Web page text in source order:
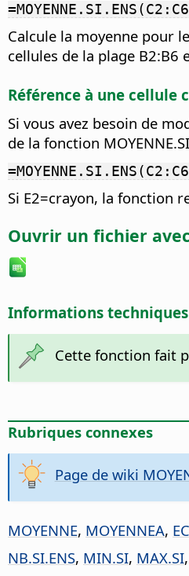
Calcule la moyenne pour
cellules de la plage
Référence à une cellule
Si vous avez besoin de
de la fonction
Si E2=crayon, la fonction
Ouvrir un fichier
Informations techniques
Cette fonction fait
Rubriques connexes
Page de wiki
MOYENNE, MOYENNEA,
NB.SI.ENS, MIN.SI, MAX.SI,